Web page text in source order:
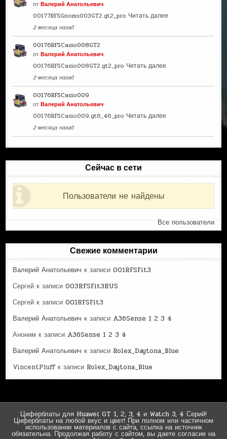
отВалерий Анатольевич
00177RFSGnoms003GT2.gt2_pro Читать далее
2 месяца назад
00176RFSCasio008GT2
отВалерий Анатольевич
00176RFSCasio008GT2.gt2_pro Читать далее
2 месяца назад
00176RFSCasio009
отВалерий Анатольевич
00176RFSCasio009.gt6_46_pro Читать далее
2 месяца назад
Сейчас в сети
Пользователи не найдены
Все пользователи
Свежие комментарии
Валерий Анатольевич к записи001RFSFit3
Сергей к записи003RFSFit3RUS
Сергей к записи001RFSFit3
Валерий Анатольевич к записи A36Sense 1 2 3 4
Аноним к записи A36Sense 1 2 3 4
Валерий Анатольевич к записи Rolex_Daytona_Blue
VincentPluffк записи Rolex_Daytona_Blue
Циферблаты для Huawei GT 1, 2, 3, 4 и Watch 3, 4 Серий!
Циферблаты на любой вкус и цвет! При полном или частичном
использовании материалов с сайта, ссылка на источник
обязательна. Продолжая работу с сайтом, вы даете согласие на